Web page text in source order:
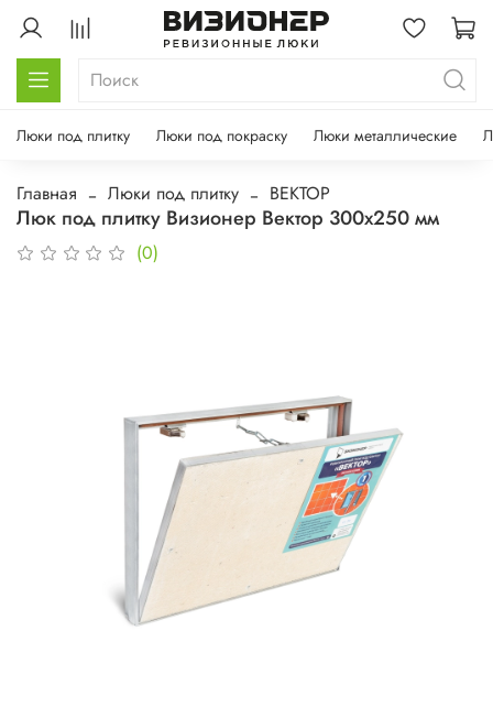
Люки под плитку Люки под покраску Люки металлические
Главная Люки под плитку ВЕКТОР
Люк под плитку Визионер Вектор 300х250 мм
(0)